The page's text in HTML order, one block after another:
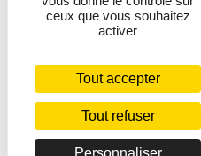
ceux que vous souhaitez
activer
Tout accepter
Tout refuser
Personnaliser